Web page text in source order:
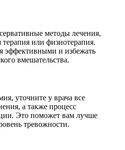
методы лечения,
терапия или физиотерапия.
эффективными и избежать
вмешательства.
уточните у врача все
а также процесс
Это поможет вам лучше
тревожности.